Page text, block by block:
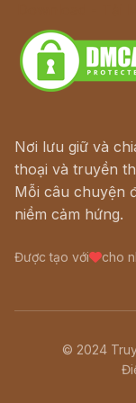
Nơi lưu giữ và
thoại và truyền
Mỗi câu chuyện
niềm cảm hứng.
Được tạo với cho
© 2024